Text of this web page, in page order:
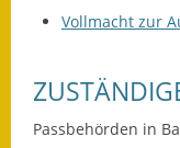
Vollmacht zur
Passbehörden in